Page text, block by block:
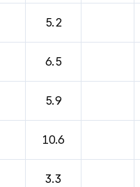
5.2
6.5
5.9
10.6
3.3